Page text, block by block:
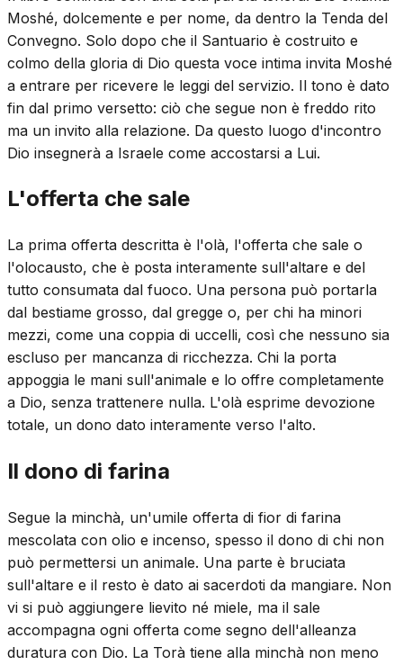
Moshé, dolcemente e per nome, da dentro la Tenda del
Convegno. Solo dopo che il Santuario è costruito e
colmo della gloria di Dio questa voce intima invita Moshé
a entrare per ricevere le leggi del servizio. Il tono è dato
fin dal primo versetto: ciò che segue non è freddo rito
ma un invito alla relazione. Da questo luogo d'incontro
Dio insegnerà a Israele come accostarsi a Lui.
L'offerta che sale
La prima offerta descritta è l'olà, l'offerta che sale o
l'olocausto, che è posta interamente sull'altare e del
tutto consumata dal fuoco. Una persona può portarla
dal bestiame grosso, dal gregge o, per chi ha minori
mezzi, come una coppia di uccelli, così che nessuno sia
escluso per mancanza di ricchezza. Chi la porta
appoggia le mani sull'animale e lo offre completamente
a Dio, senza trattenere nulla. L'olà esprime devozione
totale, un dono dato interamente verso l'alto.
Il dono di farina
Segue la minchà, un'umile offerta di fior di farina
mescolata con olio e incenso, spesso il dono di chi non
può permettersi un animale. Una parte è bruciata
sull'altare e il resto è dato ai sacerdoti da mangiare. Non
vi si può aggiungere lievito né miele, ma il sale
accompagna ogni offerta come segno dell'alleanza
duratura con Dio. La Torà tiene alla minchà non meno